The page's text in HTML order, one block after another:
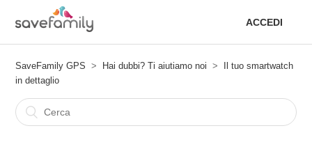
ACCEDI
SaveFamily GPS Hai dubbi? Ti aiutiamo noi
Il tuo smartwatch
in dettaglio